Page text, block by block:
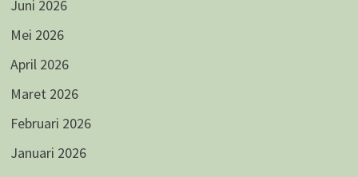
Juni 2026
Mei 2026
April 2026
Maret 2026
Februari 2026
Januari 2026